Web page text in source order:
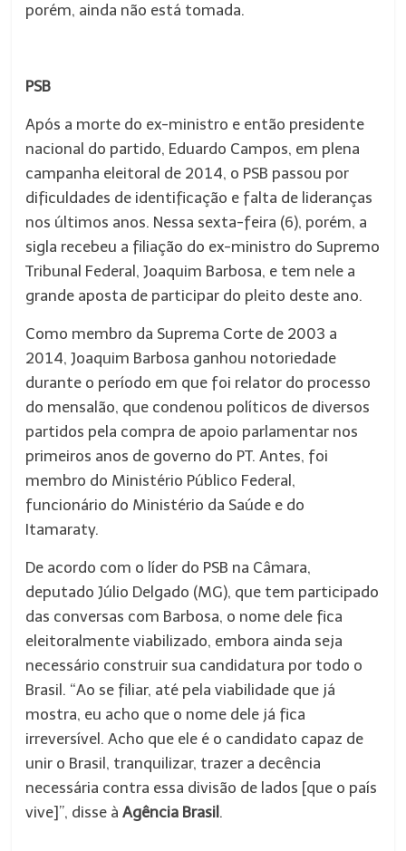
porém, ainda não está tomada.
PSB
Após a morte do ex-ministro e então presidente
nacional do partido, Eduardo Campos, em plena
campanha eleitoral de 2014, o PSB passou por
dificuldades de identificação e falta de lideranças
nos últimos anos. Nessa sexta-feira (6), porém, a
sigla recebeu a filiação do ex-ministro do Supremo
Tribunal Federal, Joaquim Barbosa, e tem nele a
grande aposta de participar do pleito deste ano.
Como membro da Suprema Corte de 2003 a
2014, Joaquim Barbosa ganhou notoriedade
durante o período em que foi relator do processo
do mensalão, que condenou políticos de diversos
partidos pela compra de apoio parlamentar nos
primeiros anos de governo do PT. Antes, foi
membro do Ministério Público Federal,
funcionário do Ministério da Saúde e do
Itamaraty.
De acordo com o líder do PSB na Câmara,
deputado Júlio Delgado (MG), que tem participado
das conversas com Barbosa, o nome dele fica
eleitoralmente viabilizado, embora ainda seja
necessário construir sua candidatura por todo o
Brasil. “Ao se filiar, até pela viabilidade que já
mostra, eu acho que o nome dele já fica
irreversível. Acho que ele é o candidato capaz de
unir o Brasil, tranquilizar, trazer a decência
necessária contra essa divisão de lados [que o país
vive]”, disse à Agência Brasil .